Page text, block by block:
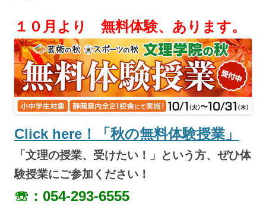
１０月より 無料体験、あります。
Click here！「秋の無料体験授業」
「文理の授業、受けたい！」という方、ぜひ体
験授業にご参加ください！
☏：054-293-6555